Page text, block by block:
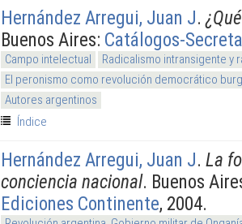
Hernández Arregui, Juan J.
Buenos Aires: Catálogos-
Campo intelectual
Radicalismo intransigente y
El peronismo como revolución democrático
Autores argentinos
Índice
Hernández Arregui, Juan J. La
conciencia nacional. Buenos
Ediciones Continente, 2004.